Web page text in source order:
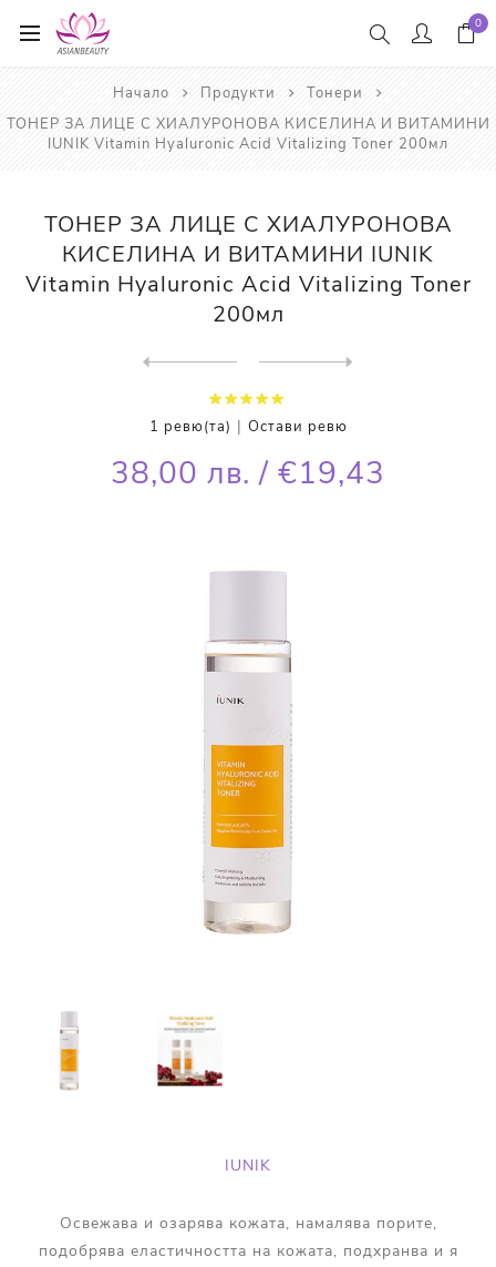
0
Начало Продукти
Тонери
ТОНЕР ЗА ЛИЦЕ С ХИАЛУРОНОВА КИСЕЛИНА И ВИТАМИНИ
IUNIK Vitamin Hyaluronic Acid Vitalizing Toner 200мл
ТОНЕР ЗА ЛИЦЕ С ХИАЛУРОНОВА
КИСЕЛИНА И ВИТАМИНИ IUNIK
Vitamin Hyaluronic Acid Vitalizing Toner
200мл
1 ревю(та) | Остави ревю
38,00 лв. / €19,43
IUNIK
Освежава и озарява кожата, намалява порите,
подобрява еластичността на кожата, подхранва и я